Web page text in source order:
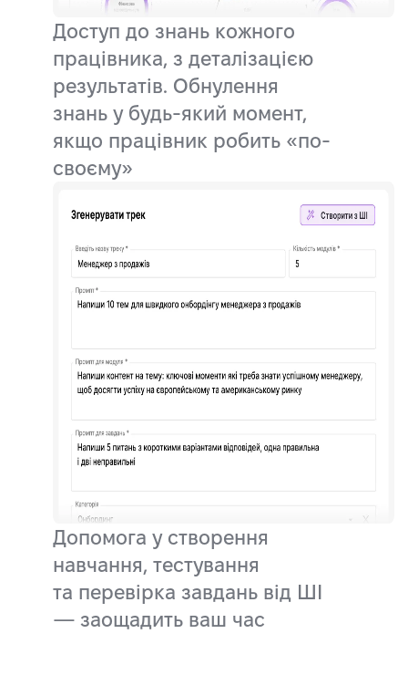
Доступ до знань кожного
працівника, з деталізацією
результатів. Обнулення
знань у будь-який момент,
якщо працівник робить «по-
своєму»
Допомога у створення
навчання, тестування
та перевірка завдань від ШІ
— заощадить ваш час